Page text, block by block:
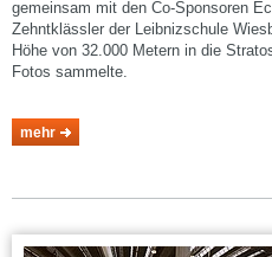
gemeinsam mit den Co-Sponsoren
Zehntklässler der Leibnizschule
Höhe von 32.000 Metern in die
Fotos sammelte.
mehr